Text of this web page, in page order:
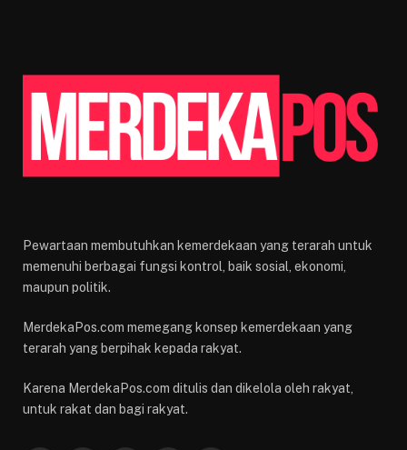
Pewartaan membutuhkan kemerdekaan yang terarah untuk
memenuhi berbagai fungsi kontrol, baik sosial, ekonomi,
maupun politik.
MerdekaPos.com memegang konsep kemerdekaan yang
terarah yang berpihak kepada rakyat.
Karena MerdekaPos.com ditulis dan dikelola oleh rakyat,
untuk rakat dan bagi rakyat.